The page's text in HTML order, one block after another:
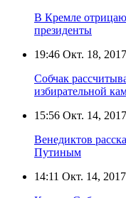
В Кремле
президенты
19:46 Окт. 18, 2017
Собчак
избирательной
15:56 Окт. 14, 2017
Венедиктов
Путиным
14:11 Окт. 14, 2017